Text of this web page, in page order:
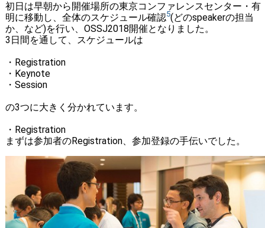
初日は早朝から開催場所の東京コンファレンスセンター・有
明に移動し、全体のスケジュール確認5(どのspeakerの担当
か、など)を行い、OSSJ2018開催となりました。
3日間を通して、スケジュールは
・Registration
・Keynote
・Session
の3つに大きく分かれています。
・Registration
まずは参加者のRegistration、参加登録の手伝いでした。